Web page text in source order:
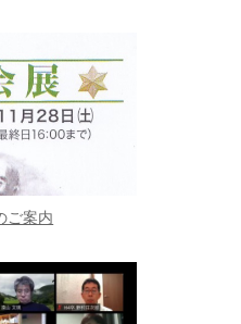
ご案内